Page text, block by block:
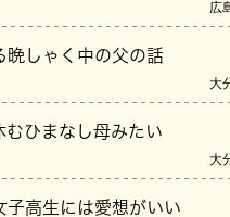
広
晩しゃく中の父の話
大
むひまなし母みたい
大
子高生には愛想がいい